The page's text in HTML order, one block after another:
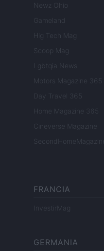
Newz Ohio
Gameland
Hig Tech Mag
Scoop Mag
Lgbtqia News
Motors Magazine 365
Day Travel 365
Home Magazine 365
Cineverse Magazine
SecondHomeMagazine
FRANCIA
InvestirMag
GERMANIA